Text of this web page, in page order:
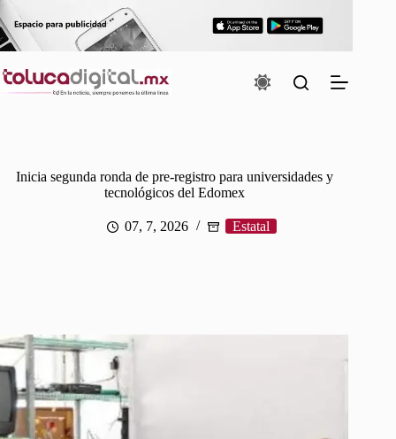
Saltar
al
contenido
Inicia segunda ronda de pre-registro para universidades y
tecnológicos del Edomex
07, 7, 2026 Estatal